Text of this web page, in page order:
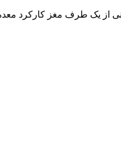
از یک طرف مغز کارکرد